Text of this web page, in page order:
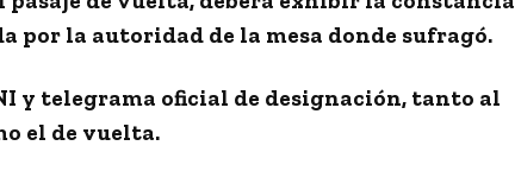
por la autoridad de la mesa donde sufragó.
y telegrama oficial de designación, tanto al
el de vuelta.